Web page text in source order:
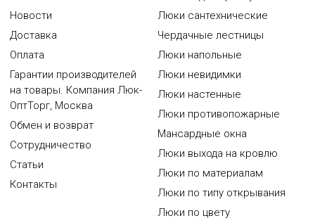
Новости
Доставка
Оплата
Гарантии производителей
на товары. Компания Люк-
ОптТорг, Москва
Обмен и возврат
Сотрудничество
Статьи
Контакты
Люки сантехнические
Чердачные лестницы
Люки напольные
Люки невидимки
Люки настенные
Люки противопожарные
Мансардные окна
Люки выхода на кровлю
Люки по материалам
Люки по типу открывания
Люки по цвету